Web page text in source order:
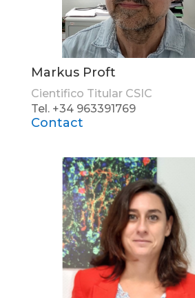
Markus Proft
Cientifico Titular CSIC
Tel. +34 963391769
Contact